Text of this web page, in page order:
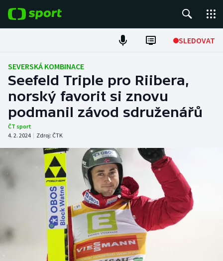
SLEDOVAT
Fotbal
Hokej
Tenis
Atletika
Cyklistika
DALŠÍ SPORTY
Americký fotbal
Baseball a softbal
Basketbal
NEPŘEHLÉDNĚTE
Historické návraty
SEVERSKÁ KOMBINACE
Seefeld Triple pro Riibera,
norský favorit si znovu
podmanil závod sdruženářů
ČT sport
4. 2. 2024 | Zdroj: ČTK